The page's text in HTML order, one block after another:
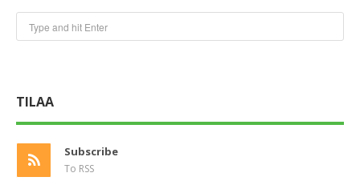
TILAA
Subscribe
To RSS